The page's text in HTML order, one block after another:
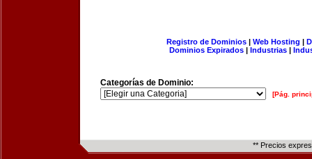
Registro de Dominios| Web Hosting |
Dominios Expirados | Industrias |
Categorías de Dominio:
[Pág.
** Precios